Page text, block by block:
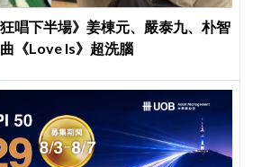
唱下半場》姜棟元、嚴泰九、朴智
《Love Is》超洗腦